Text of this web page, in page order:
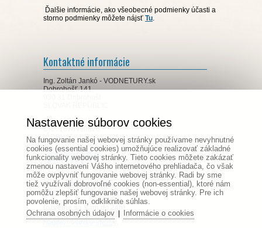
Ďalšie informácie, ako všeobecné podmienky účasti a
storno podmienky môžete nájsť Tu.
Kontaktné informácie
Ing. Zoltán Jankó - VODNETURY.sk
Dobrohošť 141
IČO: 45998965
DIČ: 1078430826
IČDPH: SK1078430826
info@vodnetury.sk
www.vodnetury.sk
Zoltán Jankó - SK, HU, DE
Mobil: +421 905 291 430
(ozveme sa Vám do 24h)
Nastavenie súborov cookies
Na fungovanie našej webovej stránky používame nevyhnutné
cookies (essential cookies) umožňujúce realizovať základné
funkcionality webovej stránky. Tieto cookies môžete zakázať
zmenou nastavení Vášho internetového prehliadača, čo však
môže ovplyvniť fungovanie webovej stránky. Radi by sme
tiež využívali dobrovoľné cookies (non-essential), ktoré nám
pomôžu zlepšiť fungovanie našej webovej stránky. Pre ich
povolenie, prosím, odkliknite súhlas.
Ochrana osobných údajov| Informácie o cookies